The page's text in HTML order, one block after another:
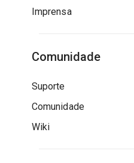
Imprensa
Comunidade
Suporte
Comunidade
Wiki